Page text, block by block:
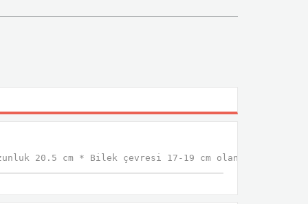
20.5 cm * Bilek çevresi 17-19 cm olan